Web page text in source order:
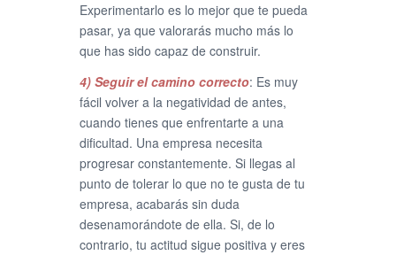
Experimentarlo es lo mejor que te pueda
pasar, ya que valorarás mucho más lo
que has sido capaz de construir.
4) Seguir el camino correcto: Es muy
fácil volver a la negatividad de antes,
cuando tienes que enfrentarte a una
dificultad. Una empresa necesita
progresar constantemente. Si llegas al
punto de tolerar lo que no te gusta de tu
empresa, acabarás sin duda
desenamorándote de ella. Si, de lo
contrario, tu actitud sigue positiva y eres